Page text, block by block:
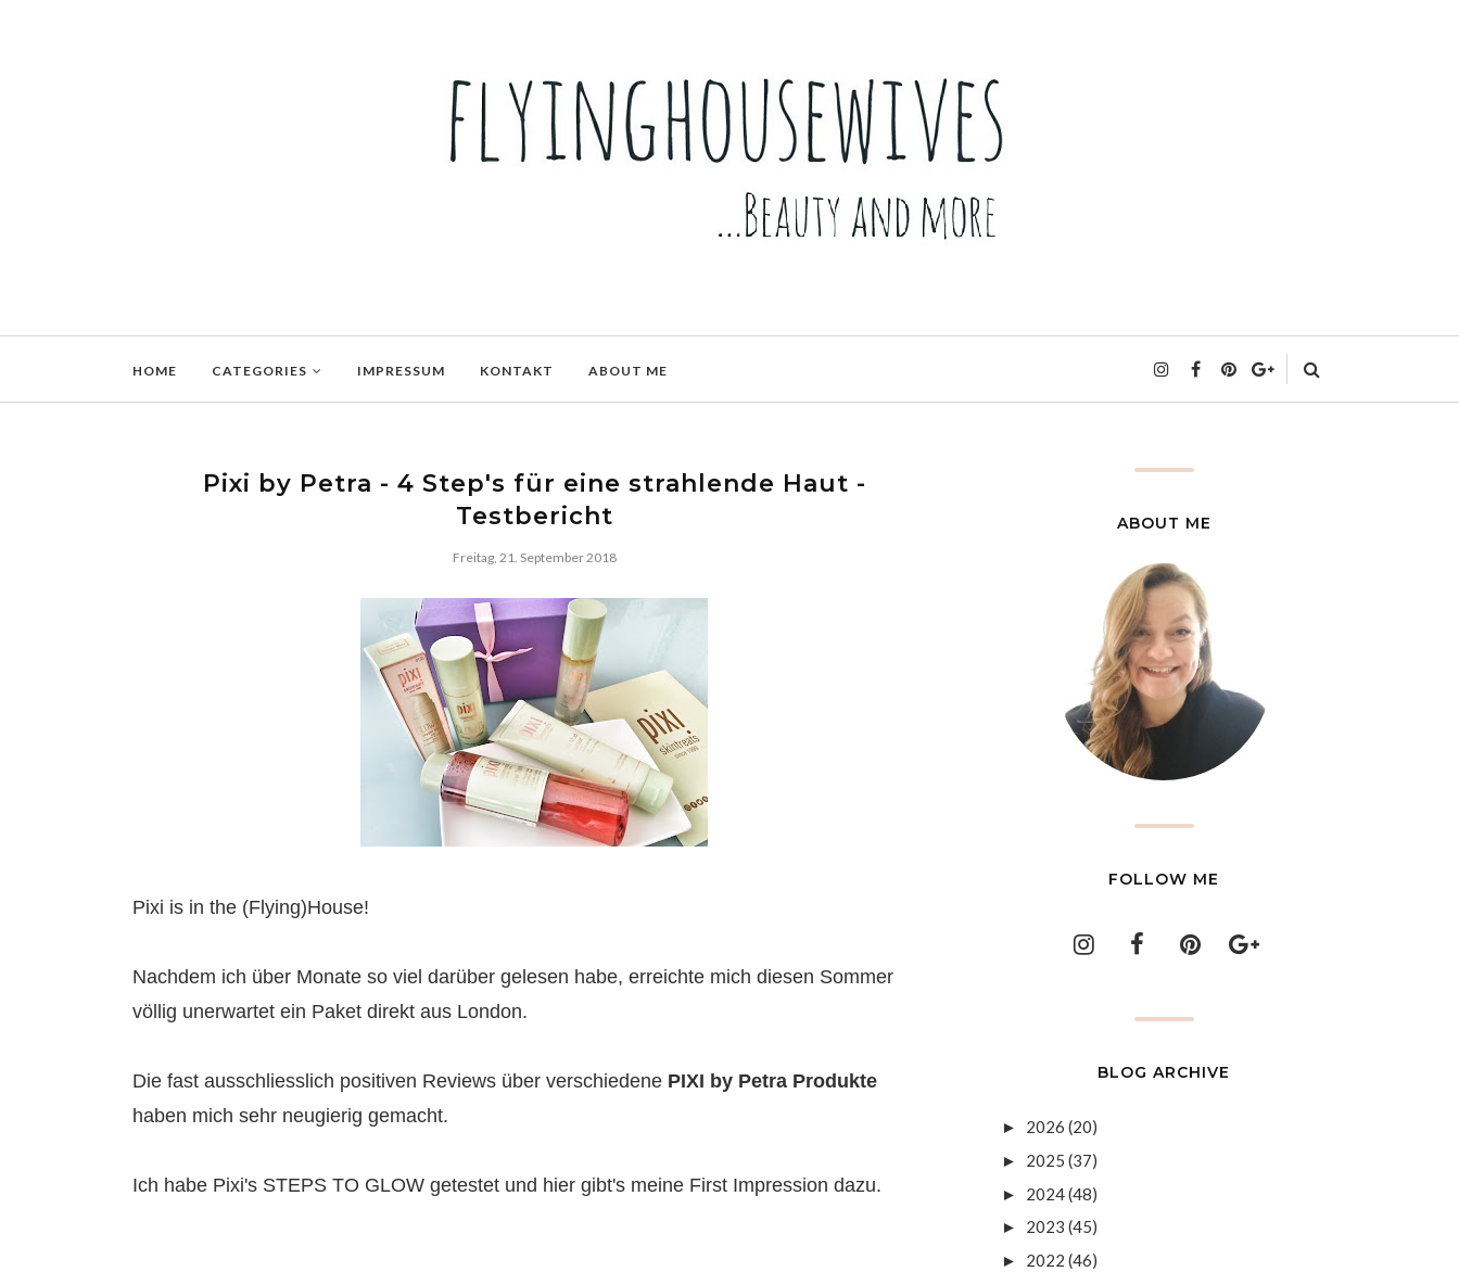
HOME CATEGORIES IMPRESSUM KONTAKT ABOUT ME
Pixi by Petra - 4 Step's für eine strahlende Haut -
Testbericht
Freitag, 21. September 2018
Pixi is in the (Flying)House!
Nachdem ich über Monate so viel darüber gelesen habe, erreichte mich diesen Sommer
völlig unerwartet ein Paket direkt aus London.
Die fast ausschliesslich positiven Reviews über verschiedene PIXI by Petra Produkte
haben mich sehr neugierig gemacht.
Ich habe Pixi's STEPS TO GLOW getestet und hier gibt's meine First Impression dazu.
ABOUT ME
FOLLOW ME
BLOG ARCHIVE
► 2026 (20)
► 2025 (37)
► 2024(48)
► 2023 (45)
► 2022 (46)